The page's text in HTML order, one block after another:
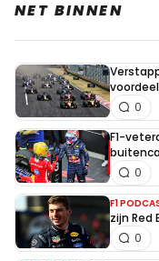
Hugh Nique
3 juni 09:46
Beetje rare
coureur, niet per
Hamilton mag
zo is dan gaat de
NET BINNEN
0
F1-
0
F1
zijn Red
0